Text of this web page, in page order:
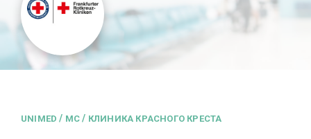
UNIMED / MC / КЛИНИКА КРАСНОГО КРЕСТА